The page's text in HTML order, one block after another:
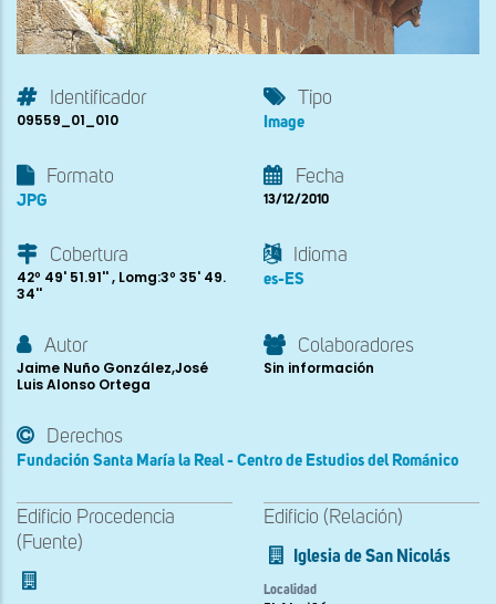
Identificador
09559_01_010
Tipo
Image
Formato
JPG
Fecha
13/12/2010
Cobertura
42º 49' 51.91'' , Lomg:3º 35' 49.
34''
Idioma
es-ES
Autor
Jaime Nuño González,José
Luis Alonso Ortega
Colaboradores
Sin información
Derechos
Fundación Santa María la Real - Centro de Estudios del Románico
Edificio Procedencia
(Fuente)
Edificio (Relación)
Iglesia de San Nicolás
Localidad